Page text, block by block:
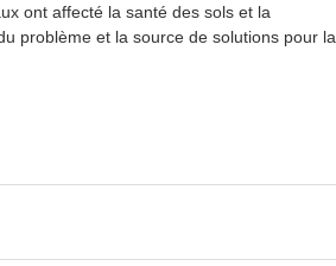
ont affecté la santé des sols et la
problème et la source de solutions pour la